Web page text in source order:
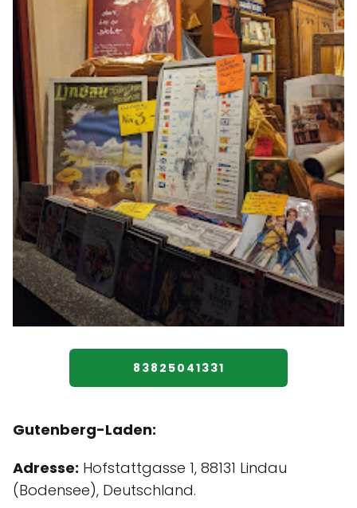
83825041331
Gutenberg-Laden:
Adresse: Hofstattgasse 1, 88131 Lindau
(Bodensee), Deutschland.